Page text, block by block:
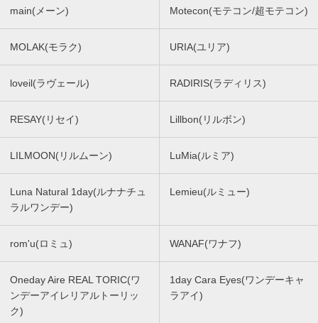
main(メーン) Motecon(モテコン/超モテコン)
MOLAK(モラク) URIA(ユリア)
loveil(ラヴェール) RADIRIS(ラディリス)
RESAY(リセイ) Lillbon(リルボン)
LILMOON(リルムーン) LuMia(ルミア)
Luna Natural 1day(ルナナチュ
ラルワンデー)
Lemieu(ルミュー)
rom'u(ロミュ) WANAF(ワナフ)
Oneday Aire REAL TORIC(ワ
ンデーアイレリアルトーリッ
ク)
1day Cara Eyes(ワンデーキャ
ラアイ)